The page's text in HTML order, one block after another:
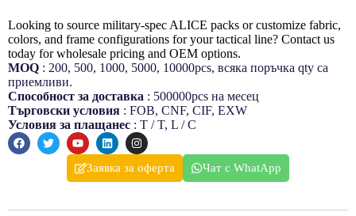
Looking to source military-spec ALICE packs or customize fabric,
colors, and frame configurations for your tactical line? Contact us
today for wholesale pricing and OEM options.
MOQ : 200, 500, 1000, 5000, 10000pcs, всяка поръчка qty са
приемливи.
Способност за доставка : 500000pcs на месец
Търговски условия : FOB, CNF, CIF, EXW
Условия за плащанеc : T / T, L / C
Заявка за оферта Чат с WhatApp